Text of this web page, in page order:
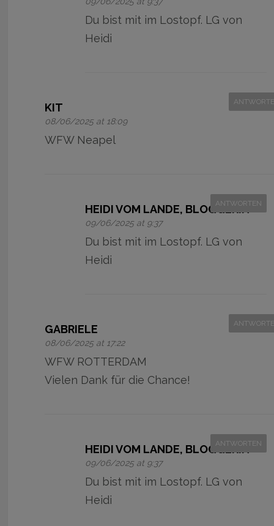
Du bist mit im Lostopf. LG von
Heidi
KIT
08/06/2025 at 18:09
WFW Neapel
HEIDI VOM LANDE, BLOGGERIN
09/06/2025 at 9:37
ANTWORTEN
Du bist mit im Lostopf. LG von
Heidi
GABRIELE
08/06/2025 at 17:22
WFW ROTTERDAM
Vielen Dank für die Chance!
HEIDI VOM LANDE, BLOGGERIN
09/06/2025 at 9:37
ANTWORTEN
Du bist mit im Lostopf. LG von
Heidi